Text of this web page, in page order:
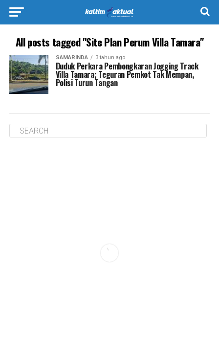
All posts tagged "Site Plan Perum Villa Tamara"
SAMARINDA 3 tahun ago
Duduk Perkara Pembongkaran Jogging Track
Villa Tamara; Teguran Pemkot Tak Mempan,
Polisi Turun Tangan